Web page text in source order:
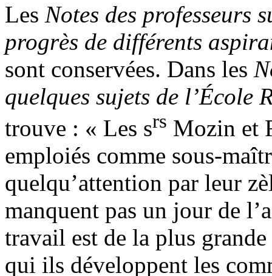
Les Notes des professeurs
progrès de différents
sont conservées. Dans les
quelques sujets de l’École
trouve : « Les srs Mozin et
emploiés comme sous-
quelqu’attention par leur
manquent pas un jour de
travail est de la plus
qui ils développent les